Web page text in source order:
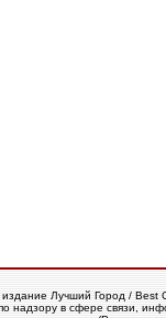
Лучший Город / Best
надзору в сфере связи,